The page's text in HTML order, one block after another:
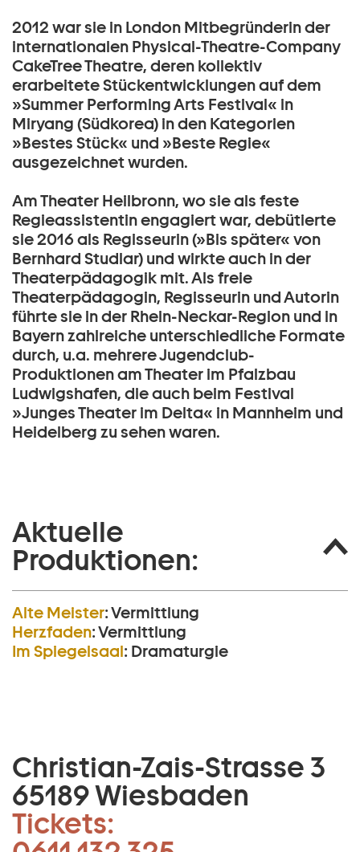
2012 war sie in London Mitbegründerin der
internationalen Physical-Theatre-Company
CakeTree Theatre, deren kollektiv
erarbeitete Stückentwicklungen auf dem
»Summer Performing Arts Festival« in
Miryang (Südkorea) in den Kategorien
»Bestes Stück« und »Beste Regie«
ausgezeichnet wurden.
Am Theater Heilbronn, wo sie als feste
Regieassistentin engagiert war, debütierte
sie 2016 als Regisseurin (»Bis später« von
Bernhard Studlar) und wirkte auch in der
Theaterpädagogik mit. Als freie
Theaterpädagogin, Regisseurin und Autorin
führte sie in der Rhein-Neckar-Region und in
Bayern zahlreiche unterschiedliche Formate
durch, u.a. mehrere Jugendclub-
Produktionen am Theater im Pfalzbau
Ludwigshafen, die auch beim Festival
»Junges Theater im Delta« in Mannheim und
Heidelberg zu sehen waren.
Aktuelle
Produktionen:
Alte Meister:Vermittlung
Herzfaden:Vermittlung
Im Spiegelsaal: Dramaturgie
Christian-Zais-Strasse 3
65189 Wiesbaden
Tickets: